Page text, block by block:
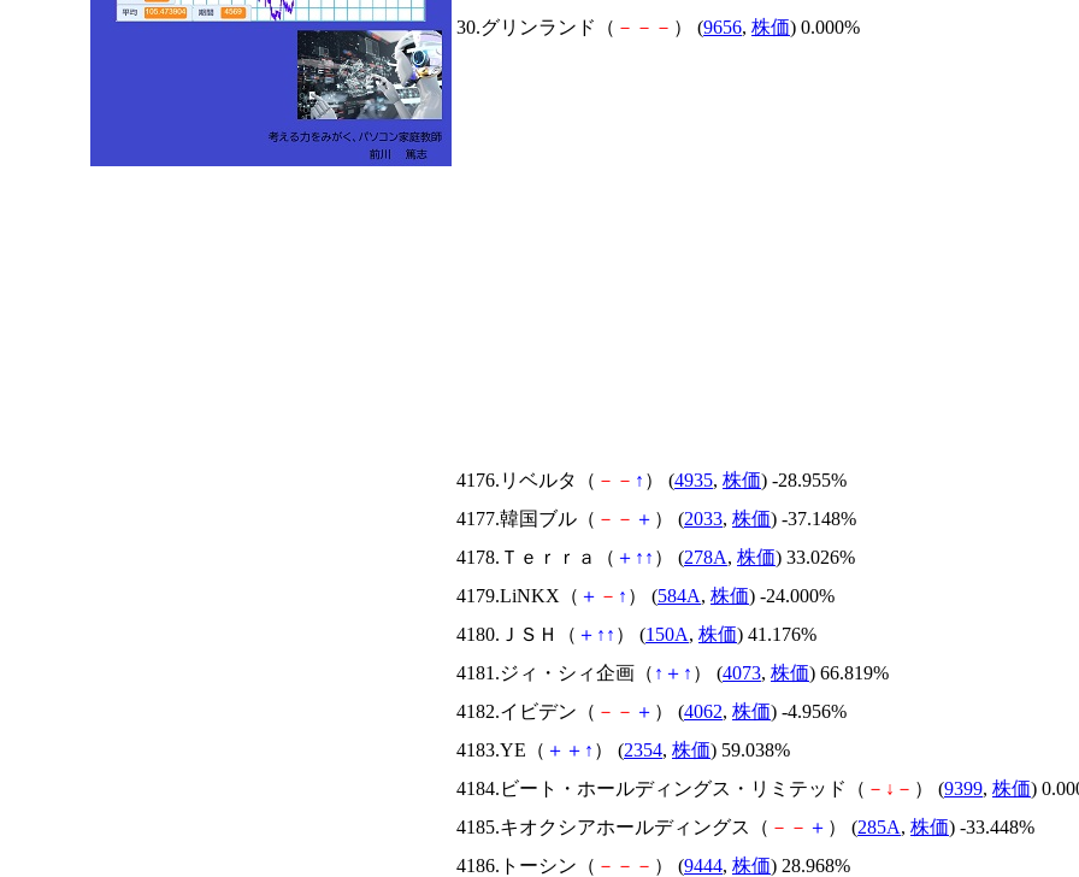
30.グリンランド（ － － － ） (9656, 株価) 0.000%
4176.リベルタ（ － － ↑ ） (4935, 株価) -28.955%
4177.韓国ブル（ － － ＋ ） (2033, 株価) -37.148%
4178.Ｔｅｒｒａ（ ＋ ↑ ↑ ） (278A, 株価) 33.026%
4179.LiNKX（ ＋ － ↑ ） (584A, 株価) -24.000%
4180.ＪＳＨ（ ＋ ↑ ↑ ） (150A, 株価) 41.176%
4181.ジィ・シィ企画（ ↑ ＋ ↑ ） (4073, 株価) 66.819%
4182.イビデン（ － － ＋ ） (4062, 株価) -4.956%
4183.YE（ ＋ ＋ ↑ ） (2354, 株価) 59.038%
4184.ビート・ホールディングス・リミテッド（ － ↓ － ） (9399, 株価)
4185.キオクシアホールディングス（ － － ＋ ） (285A, 株価) -33.448%
4186.トーシン（ － － － ） (9444, 株価) 28.968%